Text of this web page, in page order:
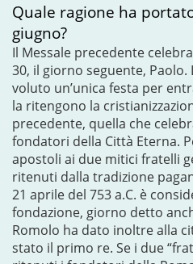
Quale ragione ha
giugno?
Il Messale precedente
30, il giorno seguente,
voluto un’unica festa per
la ritengono la
precedente, quella che
fondatori della Città Eterna.
apostoli ai due mitici fratelli
ritenuti dalla tradizione
21 aprile del 753 a.C. è
fondazione, giorno detto
Romolo ha dato inoltre alla
stato il primo re. Se i due